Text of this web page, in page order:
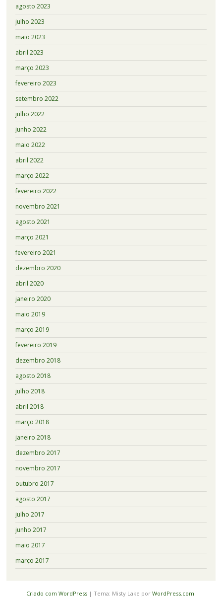
agosto 2023
julho 2023
maio 2023
abril 2023
março 2023
fevereiro 2023
setembro 2022
julho 2022
junho 2022
maio 2022
abril 2022
março 2022
fevereiro 2022
novembro 2021
agosto 2021
março 2021
fevereiro 2021
dezembro 2020
abril 2020
janeiro 2020
maio 2019
março 2019
fevereiro 2019
dezembro 2018
agosto 2018
julho 2018
abril 2018
março 2018
janeiro 2018
dezembro 2017
novembro 2017
outubro 2017
agosto 2017
julho 2017
junho 2017
maio 2017
março 2017
Criado com WordPress | Tema: Misty Lake por WordPress.com